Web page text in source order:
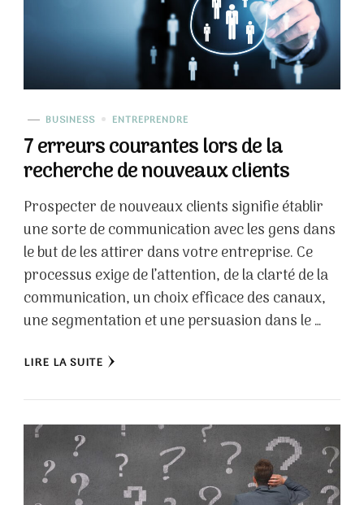
BUSINESS ENTREPRENDRE
7 erreurs courantes lors de la
recherche de nouveaux clients
Prospecter de nouveaux clients signifie établir
une sorte de communication avec les gens dans
le but de les attirer dans votre entreprise. Ce
processus exige de l’attention, de la clarté de la
communication, un choix efficace des canaux,
une segmentation et une persuasion dans le …
LIRE LA SUITE